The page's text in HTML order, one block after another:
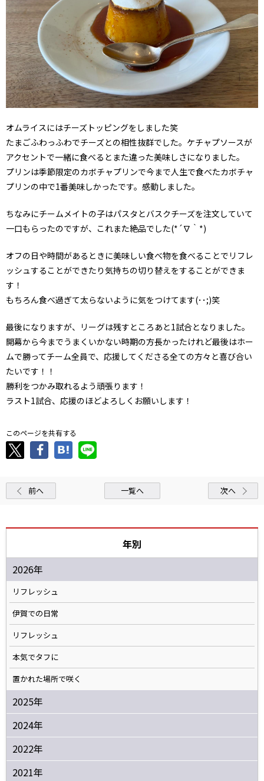
オムライスにはチーズトッピングをしました笑
たまごふわっふわでチーズとの相性抜群でした。ケチャプソースが
アクセントで一緒に食べるとまた違った美味しさになりました。
プリンは季節限定のカボチャプリンで今まで人生で食べたカボチャ
プリンの中で1番美味しかったです。感動しました。
ちなみにチームメイトの子はパスタとバスクチーズを注文していて
一口もらったのですが、これまた絶品でした(*´∇｀*)
オフの日や時間があるときに美味しい食べ物を食べることでリフレ
ッシュすることができたり気持ちの切り替えをすることができま
す！
もちろん食べ過ぎて太らないように気をつけてます(･･;)笑
最後になりますが、リーグは残すところあと1試合となりました。
開幕から今までうまくいかない時期の方長かったけれど最後はホー
ムで勝ってチーム全員で、応援してくださる全ての方々と喜び合い
たいです！！
勝利をつかみ取れるよう頑張ります！
ラスト1試合、応援のほどよろしくお願いします！
このページを共有する
前へ 一覧へ 次へ
年別
2026年
リフレッシュ
伊賀での日常
リフレッシュ
本気でタフに
置かれた場所で咲く
2025年
2024年
2022年
2021年